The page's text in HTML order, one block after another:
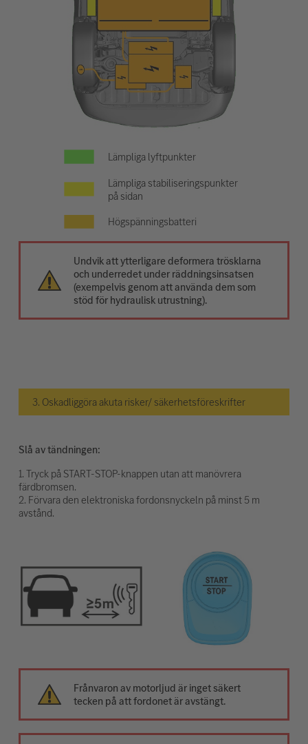
Lämpliga lyftpunkter
Lämpliga stabiliseringspunkter
på sidan
Högspänningsbatteri
Undvik att ytterligare deformera trösklarna
och underredet under räddningsinsatsen
(exempelvis genom att använda dem som
stöd för hydraulisk utrustning).
3. Oskadliggöra akuta risker/ säkerhetsföreskrifter
Slå av tändningen:
1. Tryck på START-STOP-knappen utan att manövrera
färdbromsen.
2. Förvara den elektroniska fordonsnyckeln på minst 5 m
avstånd.
Frånvaron av motorljud är inget säkert
tecken på att fordonet är avstängt.